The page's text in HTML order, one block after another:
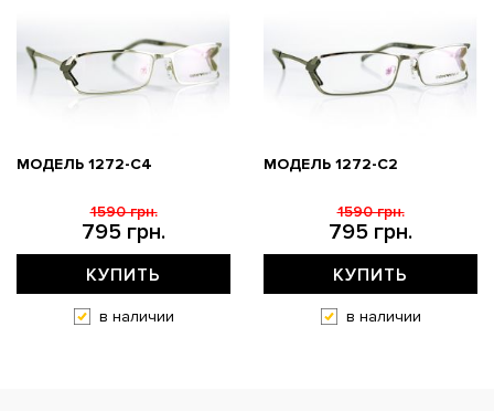
МОДЕЛЬ 1272-C4
795 грн.
1590 грн.
КУПИТЬ
в наличии
МОДЕЛЬ 1272-C2
795 грн.
1590 грн.
КУПИТЬ
в наличии